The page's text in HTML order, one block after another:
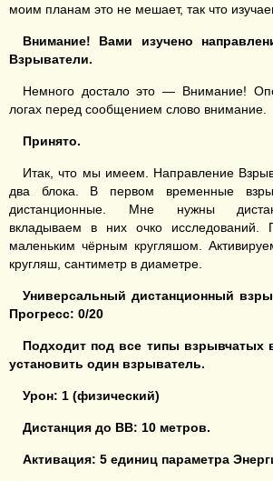
моим планам это не мешает, так что
Внимание! Вами изучено
Взрыватели.
Немного достало это — Внимание!
логах перед сообщением слово внимание.
Принято.
Итак, что мы имеем. Направление
два блока. В первом временные
дистанционные. Мне нужны
вкладываем в них очко исследований.
маленьким чёрным кругляшом.
кругляш, сантиметр в диаметре.
Универсальный дистанционный
Прогресс: 0/20
Подходит под все типы взрывчатых
установить один взрыватель.
Урон: 1 (физический)
Дистанция до ВВ: 10 метров.
Активация: 5 единиц параметра